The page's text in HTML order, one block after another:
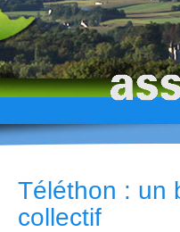
TOURISME
HISTOIRE
Téléthon : un
collectif